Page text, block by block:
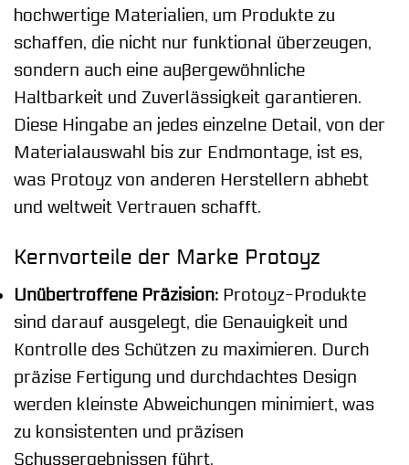
hochwertige Materialien, um Produkte zu
schaffen, die nicht nur funktional überzeugen,
sondern auch eine außergewöhnliche
Haltbarkeit und Zuverlässigkeit garantieren.
Diese Hingabe an jedes einzelne Detail, von der
Materialauswahl bis zur Endmontage, ist es,
was Protoyz von anderen Herstellern abhebt
und weltweit Vertrauen schafft.
Kernvorteile der Marke Protoyz
Unübertroffene Präzision: Protoyz-Produkte
sind darauf ausgelegt, die Genauigkeit und
Kontrolle des Schützen zu maximieren. Durch
präzise Fertigung und durchdachtes Design
werden kleinste Abweichungen minimiert, was
zu konsistenten und präzisen
Schussergebnissen führt.